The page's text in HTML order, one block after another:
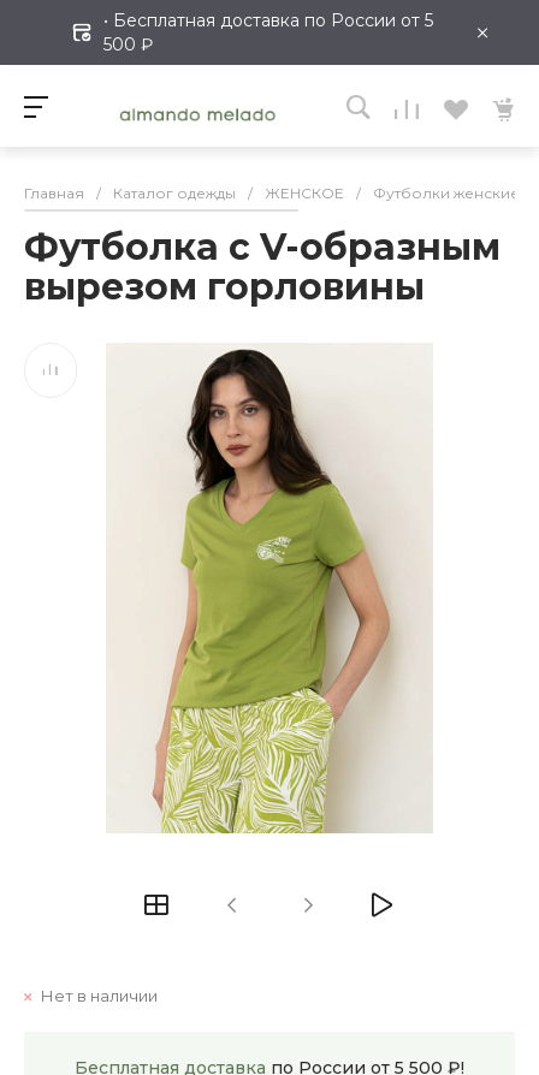
• Бесплатная доставка по России от 5
500 ₽
×
Главная / Каталог одежды / ЖЕНСКОЕ / Футболки женские
Футболка с V-образным
вырезом горловины
Нет в наличии
Бесплатная доставка по России от 5 500 ₽!